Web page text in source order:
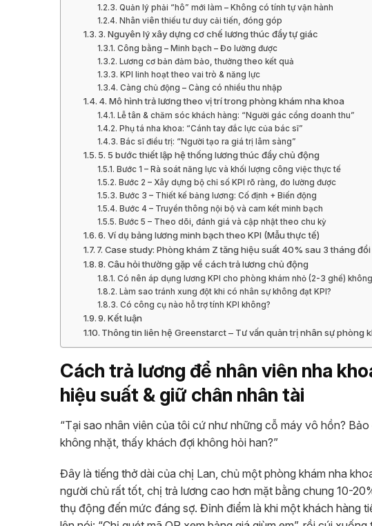
Quản lý phải “hô” mới làm – Không có tính tự vận hành
Nhân viên thiếu tư duy cải tiến, đóng góp
3. Nguyên lý xây dựng cơ chế lương thúc đẩy tự giác
Công bằng – Minh bạch – Đo lường được
Lương cơ bản đảm bảo, thưởng theo kết quả
KPI linh hoạt theo vai trò & năng lực
Càng chủ động – Càng có nhiều thu nhập
4. Mô hình trả lương theo vị trí trong phòng khám nha khoa
Lễ tân & chăm sóc khách hàng: “Người gác cổng doanh thu”
Phụ tá nha khoa: “Cánh tay đắc lực của bác sĩ”
Bác sĩ điều trị: “Người tạo ra giá trị lâm sàng”
5. 5 bước thiết lập hệ thống lương thúc đẩy chủ động
Bước 1 – Rà soát năng lực và khối lượng công việc thực tế
Bước 2 – Xây dựng bộ chỉ số KPI rõ ràng, đo lường được
Bước 3 – Thiết kế bảng lương: Cố định + Biến động
Bước 4 – Truyền thông nội bộ và cam kết minh bạch
Bước 5 – Theo dõi, đánh giá và cập nhật theo chu kỳ
6. Ví dụ bảng lương minh bạch theo KPI (Mẫu thực tế)
7. Case study: Phòng khám Z tăng hiệu suất 40% sau 3 tháng
8. Câu hỏi thường gặp về cách trả lương chủ động
Có nên áp dụng lương KPI cho phòng khám nhỏ (2-3 ghế)
Làm sao tránh xung đột khi có nhân sự không đạt KPI?
Có công cụ nào hỗ trợ tính KPI không?
9. Kết luận
Thông tin liên hệ Greenstarct – Tư vấn quản trị nhân sự phòng
Cách trả lương để nhân viên nha
hiệu suất & giữ chân nhân tài
“Tại sao nhân viên của tôi cứ như những cỗ máy vô hồn?
không nhặt, thấy khách đợi không hỏi han?”
Đây là tiếng thở dài của chị Lan, chủ một phòng khám nha
người chủ rất tốt, chị trả lương cao hơn mặt bằng chung 10-
thụ động đến mức đáng sợ. Đỉnh điểm là khi một khách hàng